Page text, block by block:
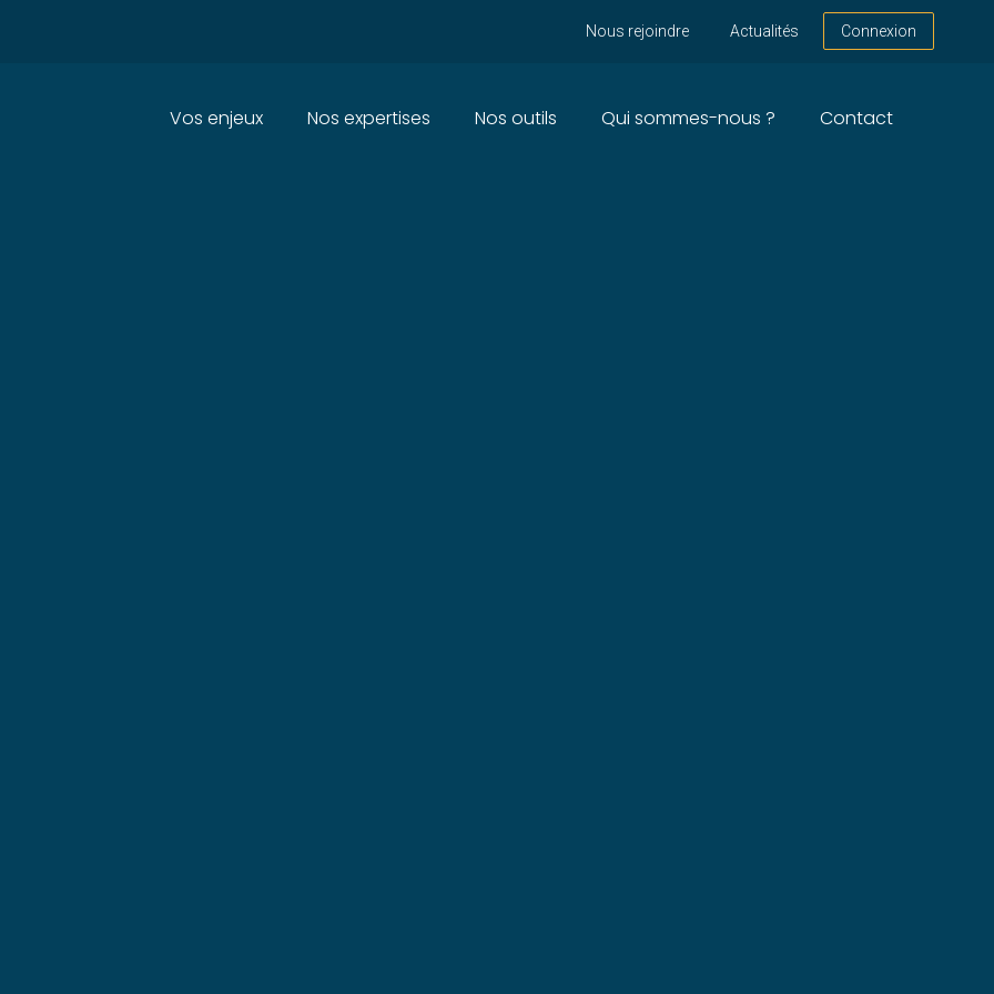
Nous rejoindre Actualités Connexion
Principal
Vos enjeux Nos expertises Nos outils Qui sommes-nous ? Contact